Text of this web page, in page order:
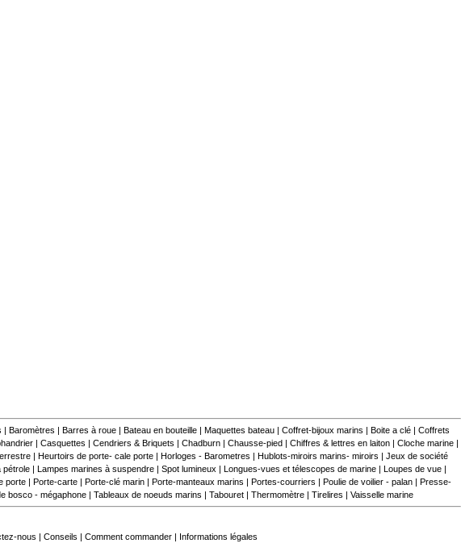
Baromètres Barres à roue Bateau en bouteille Maquettes bateau Coffret-bijoux marins Boite a clé
Coffrets
| Casquettes Cendriers & Briquets Chadburn| Chausse-pied Chiffres & lettres en laiton| Cloche marine|
| Heurtoirs de porte- cale porte| Horloges - Barometres Hublots-miroirs marins- miroirs
Jeux de société
pétrole Lampes marines à suspendre Spot lumineux Longues-vues et télescopes de marine Loupes de vue
porte| Porte-carte| Porte-clé marin Porte-manteaux marins Portes-courriers Poulie de voilier - palan|
Presse-
bosco - mégaphone| Tableaux de noeuds marins Tabouret| Thermomètre| Tirelires Vaisselle marine
nous Conseils Comment commander Informations légales